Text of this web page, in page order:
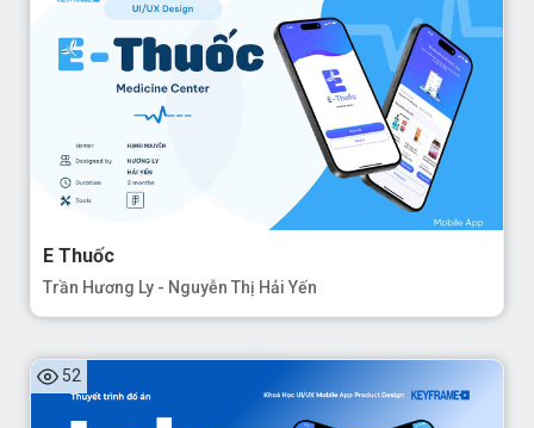
E Thuốc
Trần Hương Ly - Nguyễn Thị Hải Yến
52